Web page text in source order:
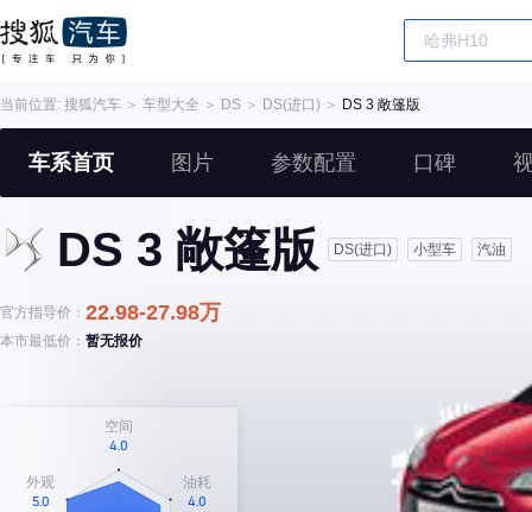
当前位置: 搜狐汽车 ＞ 车型大全 ＞ DS ＞ DS(进口) ＞ DS 3 敞篷版
车系首页 图片 参数配置 口碑
DS 3 敞篷版 DS(进口) 小型车 汽油
官方指导价： 22.98-27.98万
本市最低价： 暂无报价